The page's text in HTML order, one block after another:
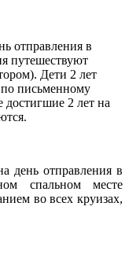
отправления в
путешествуют
Дети 2 лет
по письменному
достигшие 2 лет на
день отправления в
спальном месте
во всех круизах,